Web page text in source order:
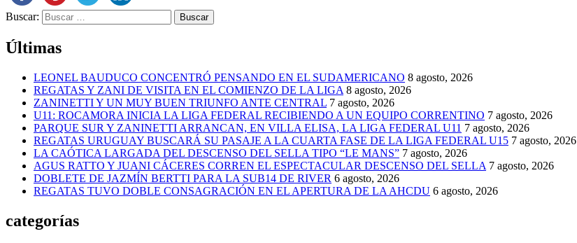
Buscar:
Últimas
LEONEL BAUDUCO CONCENTRÓ PENSANDO EN EL SUDAMERICANO 8 agosto, 2026
REGATAS Y ZANI DE VISITA EN EL COMIENZO DE LA LIGA 8 agosto, 2026
ZANINETTI Y UN MUY BUEN TRIUNFO ANTE CENTRAL 7 agosto, 2026
U11: ROCAMORA INICIA LA LIGA FEDERAL RECIBIENDO A UN EQUIPO CORRENTINO 7 agosto, 2026
PARQUE SUR Y ZANINETTI ARRANCAN, EN VILLA ELISA, LA LIGA FEDERAL U11 7 agosto, 2026
REGATAS URUGUAY BUSCARÁ SU PASAJE A LA CUARTA FASE DE LA LIGA FEDERAL U15 7 agosto, 2026
LA CAÓTICA LARGADA DEL DESCENSO DEL SELLA TIPO “LE MANS” 7 agosto, 2026
AGUS RATTO Y JUANI CÁCERES CORREN EL ESPECTACULAR DESCENSO DEL SELLA 7 agosto, 2026
DOBLETE DE JAZMÍN BERTTI PARA LA SUB14 DE RIVER 6 agosto, 2026
REGATAS TUVO DOBLE CONSAGRACIÓN EN EL APERTURA DE LA AHCDU 6 agosto, 2026
categorías